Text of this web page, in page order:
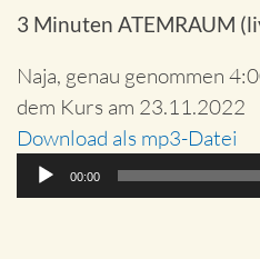
3 Minuten ATEMRAUM
Naja, genau genommen
dem Kurs am 23.11.2022
Download als mp3-Datei
Audio-
00:00